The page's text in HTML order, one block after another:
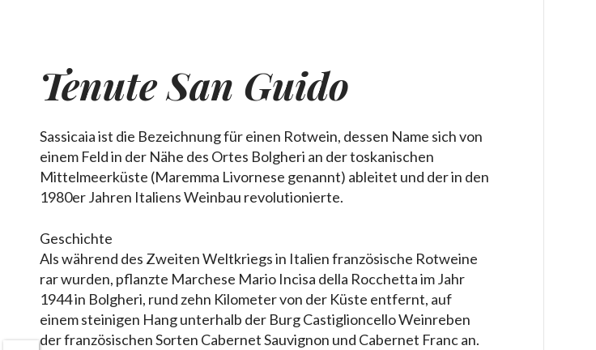
Tenute San Guido
Sassicaia ist die Bezeichnung für einen Rotwein, dessen Name sich von
einem Feld in der Nähe des Ortes Bolgheri an der toskanischen
Mittelmeerküste (Maremma Livornese genannt) ableitet und der in den
1980er Jahren Italiens Weinbau revolutionierte.
Geschichte
Als während des Zweiten Weltkriegs in Italien französische Rotweine
rar wurden, pflanzte Marchese Mario Incisa della Rocchetta im Jahr
1944 in Bolgheri, rund zehn Kilometer von der Küste entfernt, auf
einem steinigen Hang unterhalb der Burg Castiglioncello Weinreben
der französischen Sorten Cabernet Sauvignon und Cabernet Franc an.